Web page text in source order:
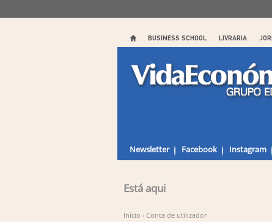
BUSINESS SCHOOL LIVRARIA
Newsletter Facebook Instagram
Está aqui
Início › Conta de utilizador